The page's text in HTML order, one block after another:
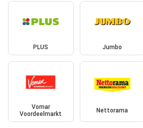
PLUS Jumbo
Vomar
Voordeelmarkt
Nettorama